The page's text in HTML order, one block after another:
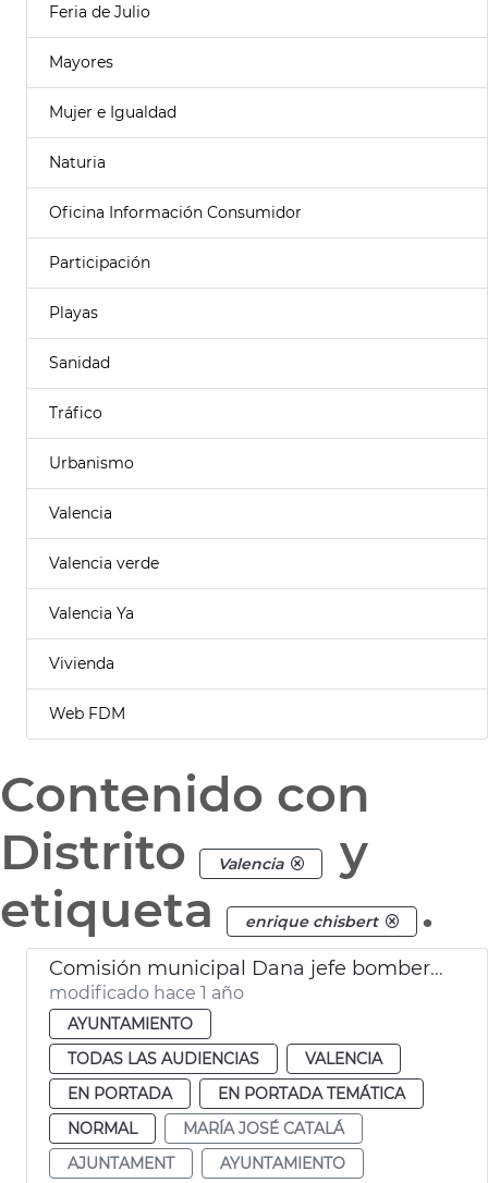
Feria de Julio
Mayores
Mujer e Igualdad
Naturia
Oficina Información Consumidor
Participación
Playas
Sanidad
Tráfico
Urbanismo
Valencia
Valencia verde
Valencia Ya
Vivienda
Web FDM
Contenido con
Distrito
Valencia
y
etiqueta
enrique chisbert .
Comisión municipal Dana jefe bomberos València
modificado hace 1 año
AYUNTAMIENTO
TODAS LAS AUDIENCIAS
VALENCIA
EN PORTADA
EN PORTADA TEMÁTICA
NORMAL
MARÍA JOSÉ CATALÁ
AJUNTAMENT
AYUNTAMIENTO